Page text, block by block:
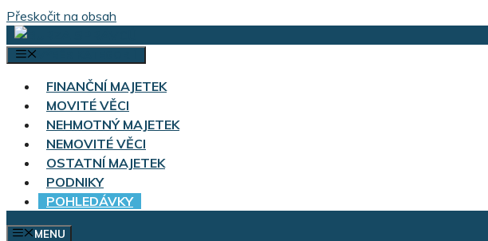
Přeskočit na obsah
FINANČNÍ MAJETEK
MOVITÉ VĚCI
NEHMOTNÝ MAJETEK
NEMOVITÉ VĚCI
OSTATNÍ MAJETEK
PODNIKY
POHLEDÁVKY
MENU